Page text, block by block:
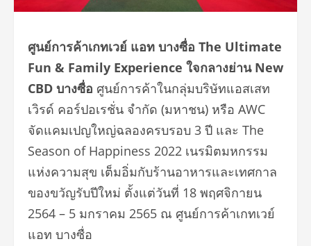
ศูนย์การค้าเกทเวย์ แอท บางซื่อ The Ultimate
Fun & Family Experience ใจกลางย่าน New
CBD บางซื่อ ศูนย์การค้าในกลุ่มบริษัทแอสเสท
เวิรด์ คอร์ปอเรชั่น จำกัด (มหาชน) หรือ AWC
จัดแคมเปญใหญ่ฉลองครบรอบ 3 ปี และ The
Season of Happiness 2022 เนรมิตมหกรรม
แห่งความสุข เต็มอิ่มกับร้านอาหารและเทศกาล
ของขวัญรับปีใหม่ ตั้งแต่วันที่ 18 พฤศจิกายน
2564 – 5 มกราคม 2565 ณ ศูนย์การค้าเกทเวย์
แอท บางซื่อ